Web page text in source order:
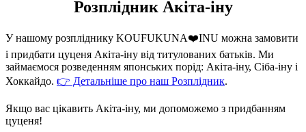
Розплідник Акіта-іну
У нашому розпліднику KOUFUKUNA❤️INU можна замовити
і придбати цуценя Акіта-іну від титулованих батьків. Ми
займаємося розведенням японських порід: Акіта-іну, Сіба-іну і
Хоккайдо. 👉 Детальніше про наш Розплідник.
Якщо вас цікавить Акіта-іну, ми допоможемо з придбанням
цуценя!